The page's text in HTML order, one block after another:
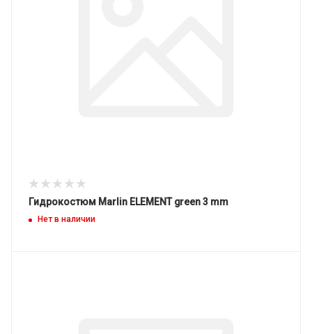
Гидрокостюм Marlin ELEMENT green 3 mm
Нет в наличии